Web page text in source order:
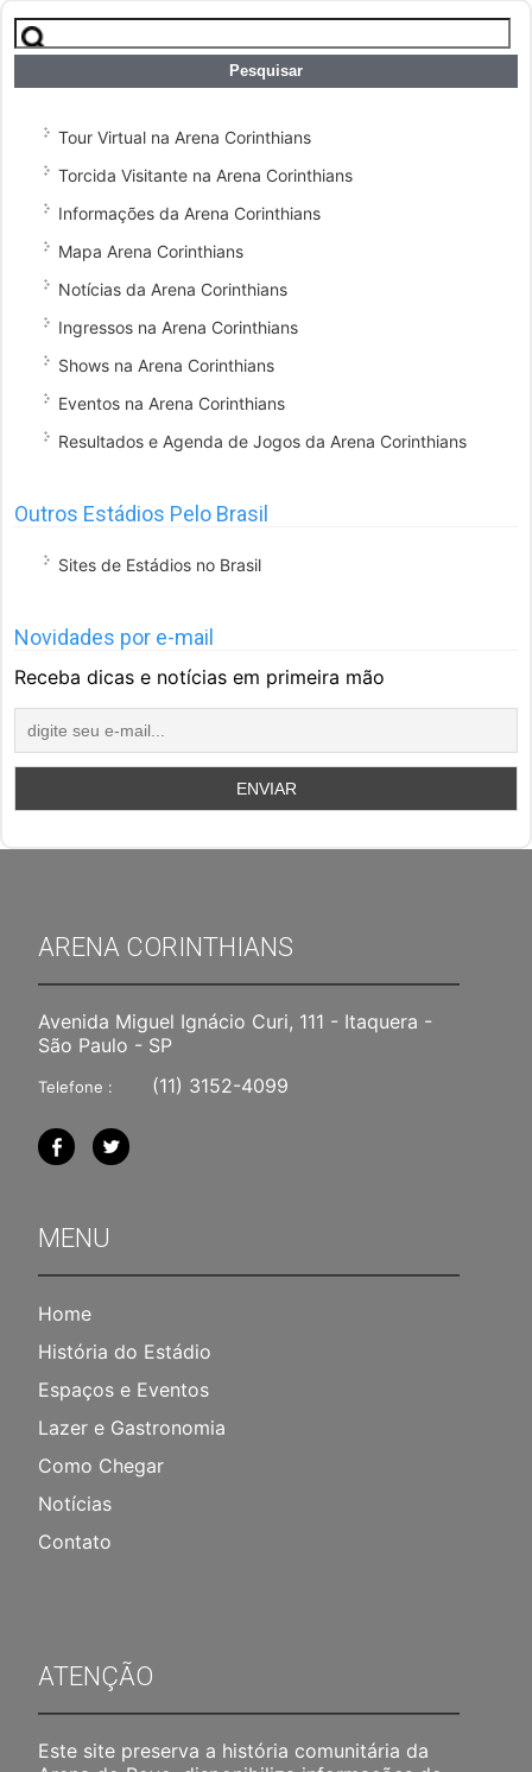
Pesquisar
por:
Tour Virtual na Arena Corinthians
Torcida Visitante na Arena Corinthians
Informações da Arena Corinthians
Mapa Arena Corinthians
Notícias da Arena Corinthians
Ingressos na Arena Corinthians
Shows na Arena Corinthians
Eventos na Arena Corinthians
Resultados e Agenda de Jogos da Arena Corinthians
Outros Estádios Pelo Brasil
Sites de Estádios no Brasil
Novidades por e-mail
Receba dicas e notícias em primeira mão
ARENA CORINTHIANS
Avenida Miguel Ignácio Curi, 111 - Itaquera -
São Paulo - SP
Telefone : (11) 3152-4099
MENU
Home
História do Estádio
Espaços e Eventos
Lazer e Gastronomia
Como Chegar
Notícias
Contato
ATENÇÃO
Este site preserva a história comunitária da